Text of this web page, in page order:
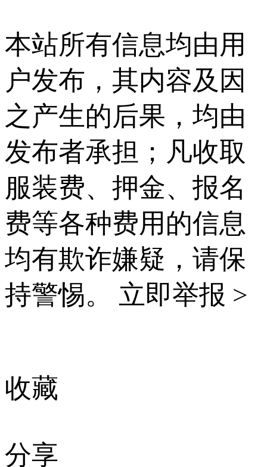
本站所有信息均由用
户发布，其内容及因
之产生的后果，均由
发布者承担；凡收取
服装费、押金、报名
费等各种费用的信息
均有欺诈嫌疑，请保
持警惕。 立即举报 >
收藏
分享